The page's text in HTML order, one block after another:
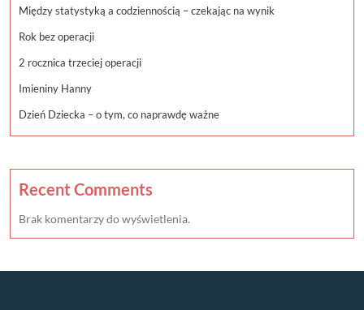
Między statystyką a codziennością – czekając na wynik
Rok bez operacji
2 rocznica trzeciej operacji
Imieniny Hanny
Dzień Dziecka – o tym, co naprawdę ważne
Recent Comments
Brak komentarzy do wyświetlenia.